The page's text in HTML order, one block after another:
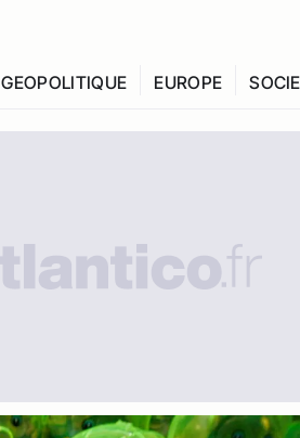
GEOPOLITIQUE EUROPE